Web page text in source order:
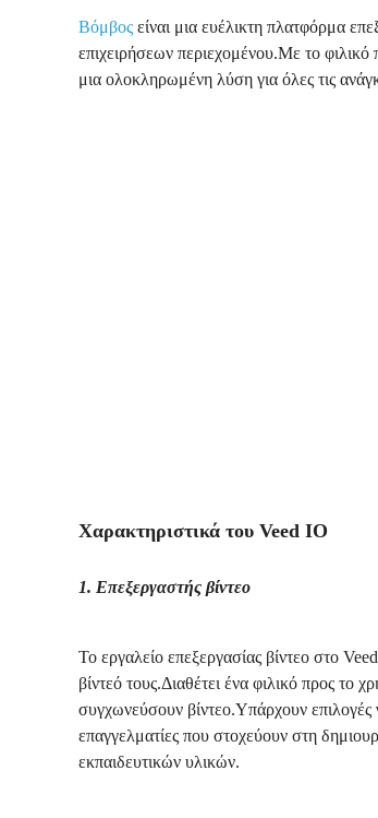
Βόμβος είναι μια ευέλικτη πλατφόρμα
επιχειρήσεων περιεχομένου.Με το
μια ολοκληρωμένη λύση για όλες τις
Χαρακτηριστικά του Veed IO
1. Επεξεργαστής βίντεο
Το εργαλείο επεξεργασίας βίντεο στο
βίντεό τους.Διαθέτει ένα φιλικό προς
συγχωνεύσουν βίντεο.Υπάρχουν επιλογές
επαγγελματίες που στοχεύουν στη
εκπαιδευτικών υλικών.